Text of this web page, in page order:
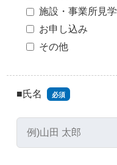
施設・事業所見学
お申し込み
その他
■氏名 必須